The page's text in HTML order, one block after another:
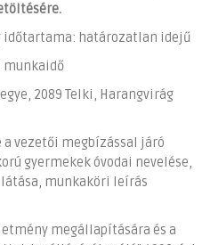
határozatlan idejű
munkaidő
2089 Telki, Harangvirág
vezetői megbízással járó
gyermekek óvodai nevelése,
munkaköri leírás
megállapítására és a